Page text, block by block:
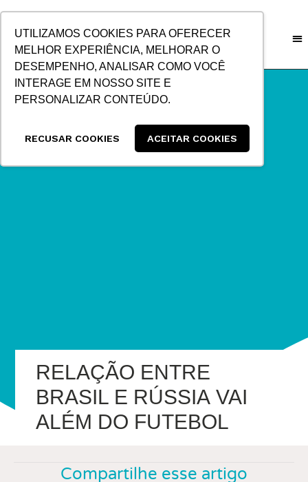
UTILIZAMOS COOKIES PARA OFERECER
MELHOR EXPERIÊNCIA, MELHORAR O
DESEMPENHO, ANALISAR COMO VOCÊ
INTERAGE EM NOSSO SITE E
PERSONALIZAR CONTEÚDO.
RECUSAR COOKIES ACEITAR COOKIES
CONTEÚDO
RELAÇÃO ENTRE
BRASIL E RÚSSIA VAI
ALÉM DO FUTEBOL
Compartilhe esse artigo